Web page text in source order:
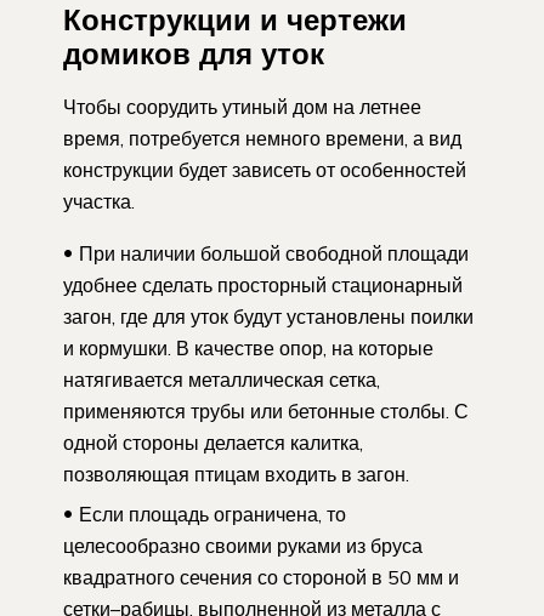
Конструкции и чертежи
домиков для уток
Чтобы соорудить утиный дом на летнее
время, потребуется немного времени, а вид
конструкции будет зависеть от особенностей
участка.
При наличии большой свободной площади
удобнее сделать просторный стационарный
загон, где для уток будут установлены поилки
и кормушки. В качестве опор, на которые
натягивается металлическая сетка,
применяются трубы или бетонные столбы. С
одной стороны делается калитка,
позволяющая птицам входить в загон.
Если площадь ограничена, то
целесообразно своими руками из бруса
квадратного сечения со стороной в 50 мм и
сетки–рабицы, выполненной из металла с